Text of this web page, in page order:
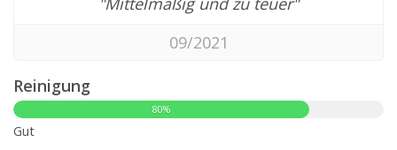
09/2021
Reinigung
80%
Gut